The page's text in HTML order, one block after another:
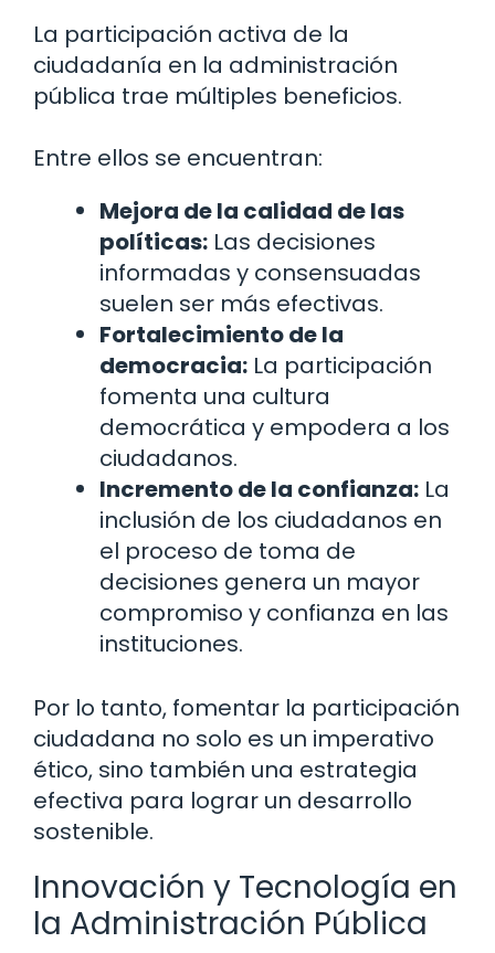
La participación activa de la
ciudadanía en la administración
pública trae múltiples beneficios.
Entre ellos se encuentran:
Mejora de la calidad de las
políticas: Las decisiones
informadas y consensuadas
suelen ser más efectivas.
Fortalecimiento de la
democracia: La participación
fomenta una cultura
democrática y empodera a los
ciudadanos.
Incremento de la confianza: La
inclusión de los ciudadanos en
el proceso de toma de
decisiones genera un mayor
compromiso y confianza en las
instituciones.
Por lo tanto, fomentar la participación
ciudadana no solo es un imperativo
ético, sino también una estrategia
efectiva para lograr un desarrollo
sostenible.
Innovación y Tecnología en
la Administración Pública